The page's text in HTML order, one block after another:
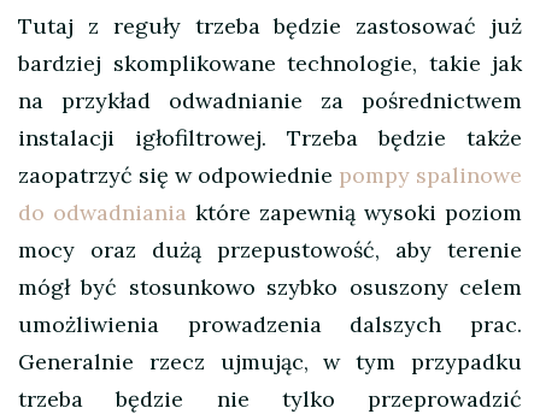
Tutaj z reguły trzeba będzie zastosować już
bardziej skomplikowane technologie, takie jak
na przykład odwadnianie za pośrednictwem
instalacji igłofiltrowej. Trzeba będzie także
zaopatrzyć się w odpowiednie pompy spalinowe
do odwadniania które zapewnią wysoki poziom
mocy oraz dużą przepustowość, aby terenie
mógł być stosunkowo szybko osuszony celem
umożliwienia prowadzenia dalszych prac.
Generalnie rzecz ujmując, w tym przypadku
trzeba będzie nie tylko przeprowadzić